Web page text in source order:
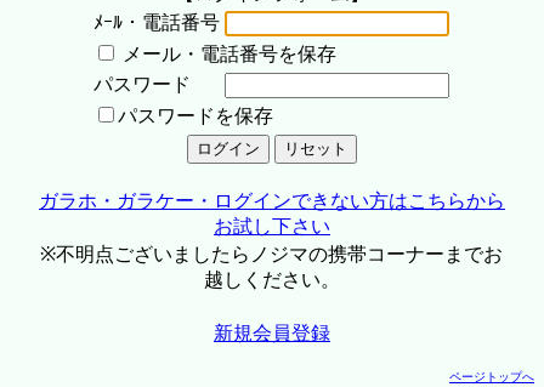
ﾒｰﾙ・電話番号
メール・電話番号を保存
パスワード
パスワードを保存
ガラホ・ガラケー・ログインできない方はこちらから
お試し下さい
※不明点ございましたらノジマの携帯コーナーまでお
越しください。
新規会員登録
ページトップへ